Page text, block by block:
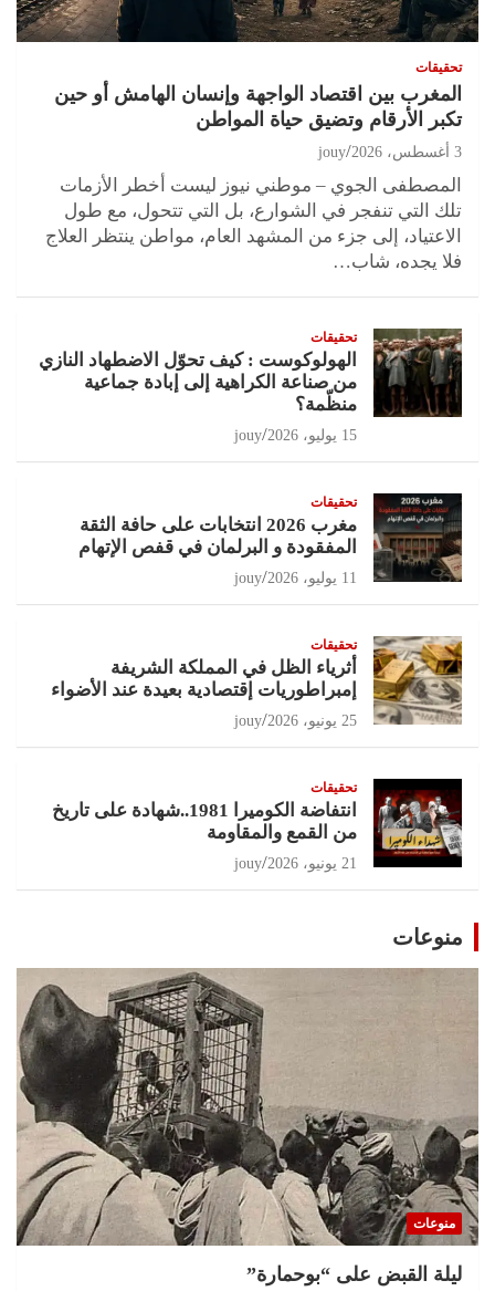
تحقيقات
المغرب بين اقتصاد الواجهة وإنسان الهامش أو حين
تكبر الأرقام وتضيق حياة المواطن
3 أغسطس، 2026 jouy
المصطفى الجوي – موطني نيوز ليست أخطر الأزمات
تلك التي تنفجر في الشوارع، بل التي تتحول، مع طول
الاعتياد، إلى جزء من المشهد العام، مواطن ينتظر العلاج
فلا يجده، شاب…
تحقيقات
الهولوكوست : كيف تحوّل الاضطهاد النازي
من صناعة الكراهية إلى إبادة جماعية
منظّمة؟
15 يوليو، 2026 jouy
تحقيقات
مغرب 2026 انتخابات على حافة الثقة
المفقودة و البرلمان في قفص الإتهام
11 يوليو، 2026 jouy
تحقيقات
أثرياء الظل في المملكة الشريفة
إمبراطوريات إقتصادية بعيدة عند الأضواء
25 يونيو، 2026 jouy
تحقيقات
انتفاضة الكوميرا 1981..شهادة على تاريخ
من القمع والمقاومة
21 يونيو، 2026 jouy
منوعات
منوعات
ليلة القبض على “بوحمارة”